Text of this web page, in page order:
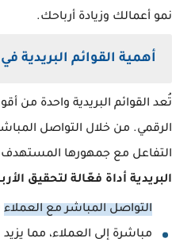
نمو أعمالك وزيادة أرباحك.
أهمية القوائم البريدية
تُعد القوائم البريدية واحدة من
الرقمي. من خلال التواصل
التفاعل مع جمهورها المستهدف
البريدية أداة فعّالة لتحقيق
التواصل المباشر مع العملاء
مباشرة إلى العملاء، مما